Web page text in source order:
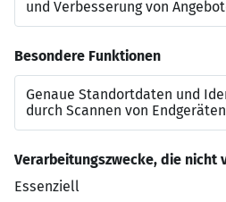
Kontakt zu uns
Jonas Lange
Bewerbung-
+49 211 17929802